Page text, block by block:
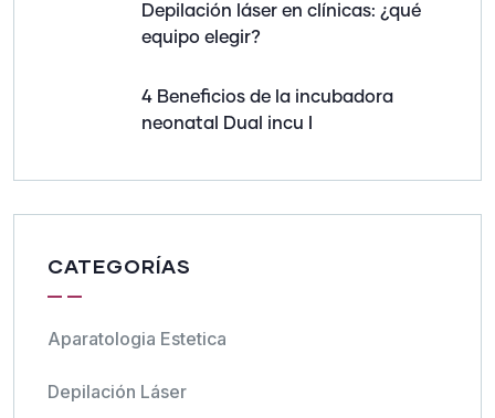
Depilación láser en clínicas: ¿qué
equipo elegir?
4 Beneficios de la incubadora
neonatal Dual incu I
CATEGORÍAS
Aparatologia Estetica
Depilación Láser